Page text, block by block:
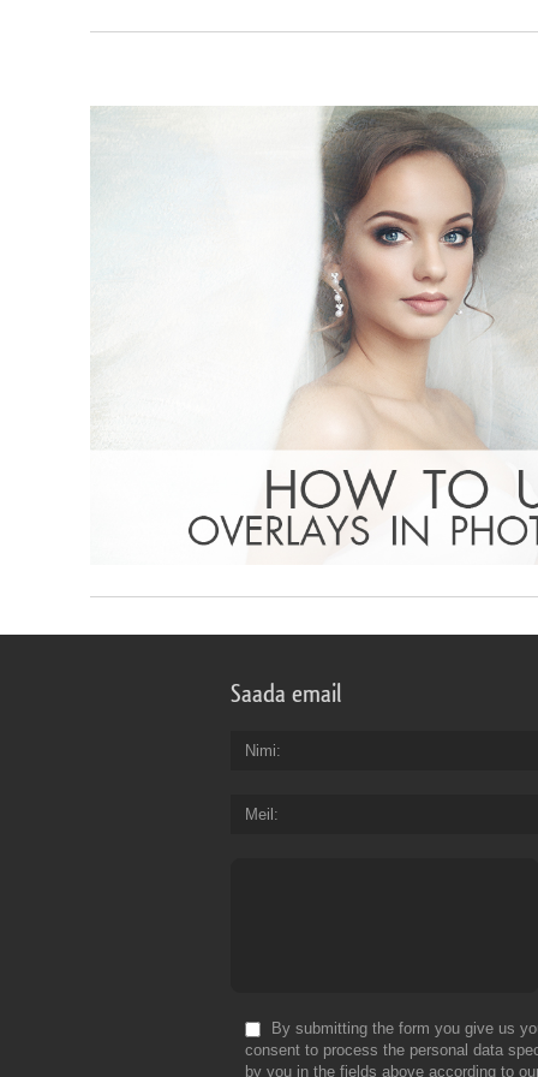
Saada email
Nimi
Meil
By submitting the form you give us
consent to process the personal data
by you in the fields above according to